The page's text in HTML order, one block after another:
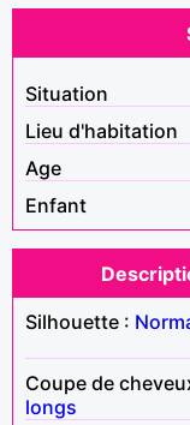
Situation
Lieu d'habitation
Age
Enfant
Silhouette :
Coupe de
longs